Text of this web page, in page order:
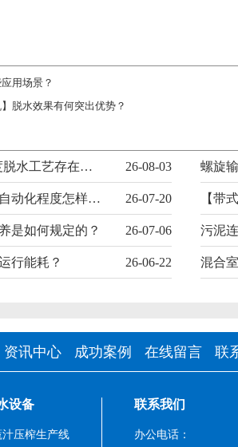
用场景？
脱水效果有何突出优势？
科普||【高压带式脱水机】深度脱水工艺存在哪些认知误区？ 26-08-03
【智能超高压叠层压滤机】的自动化程度怎样影响运维成本？ 26-07-20 【带
是如何规定的？ 26-07-06 污泥
行能耗？ 26-06-22
资讯中心 成功案例 在线留言 联
设备
压榨生产线
联系我们
办公电话：